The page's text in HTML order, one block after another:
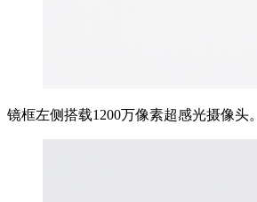
镜框左侧搭载1200万像素超感光摄像头。